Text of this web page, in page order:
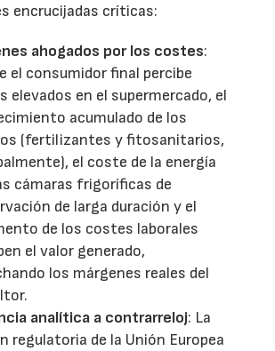
encrucijadas críticas:
ahogados por los costes:
el consumidor final percibe
elevados en el supermercado, el
acumulado de los
(fertilizantes y fitosanitarios,
el coste de la energía
cámaras frigoríficas de
de larga duración y el
de los costes laborales
el valor generado,
los márgenes reales del
analítica a contrarreloj: La
regulatoria de la Unión Europea